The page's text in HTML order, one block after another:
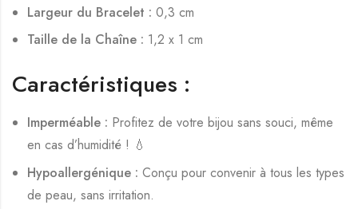
Largeur du Bracelet : 0,3 cm
Taille de la Chaîne : 1,2 x 1 cm
Caractéristiques :
Imperméable : Profitez de votre bijou sans souci, même
en cas d’humidité ! 💧
Hypoallergénique : Conçu pour convenir à tous les types
de peau, sans irritation.